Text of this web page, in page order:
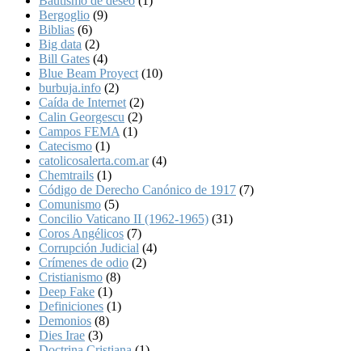
Bergoglio (9)
Biblias (6)
Big data (2)
Bill Gates (4)
Blue Beam Proyect (10)
burbuja.info (2)
Caída de Internet (2)
Calin Georgescu (2)
Campos FEMA (1)
Catecismo (1)
catolicosalerta.com.ar(4)
Chemtrails (1)
Código de Derecho Canónico de 1917 (7)
Comunismo (5)
Concilio Vaticano II (1962-1965) (31)
Coros Angélicos (7)
Corrupción Judicial (4)
Crímenes de odio (2)
Cristianismo (8)
Deep Fake (1)
Definiciones (1)
Demonios (8)
Dies Irae (3)